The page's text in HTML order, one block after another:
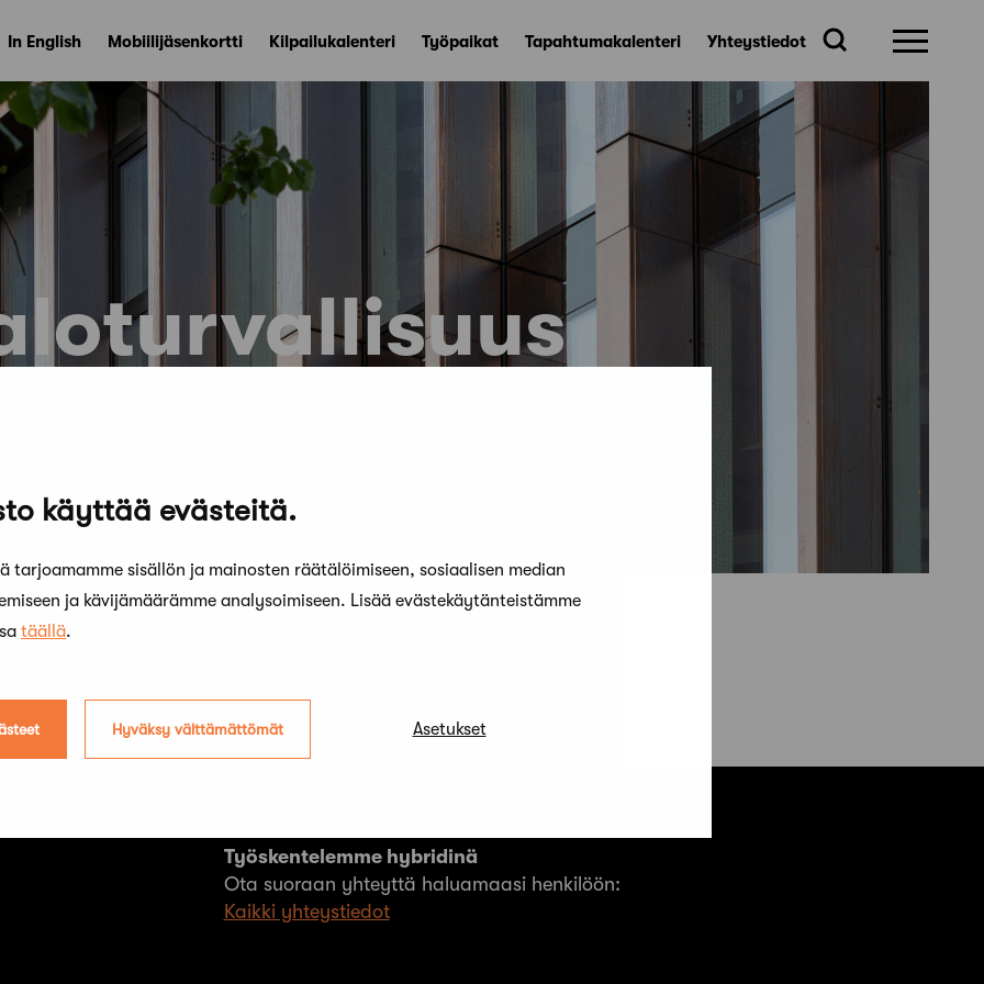
käyttää evästeitä.
tarjoamamme sisällön ja mainosten räätälöimiseen, sosiaalisen median
ja kävijämäärämme analysoimiseen. Lisää evästekäytänteistämme
täällä.
Hyväksy välttämättömät Asetukset
In English Mobiilijäsenkortti Kilpailukalenteri Työpaikat Tapahtumakalenteri Yhteystiedot
Työskentelemme hybridinä
Ota suoraan yhteyttä haluamaasi henkilöön:
Kaikki yhteystiedot